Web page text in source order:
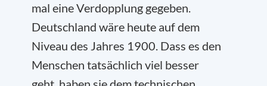
mal eine Verdopplung gegeben.
Deutschland wäre heute auf dem
Niveau des Jahres 1900. Dass es den
Menschen tatsächlich viel besser